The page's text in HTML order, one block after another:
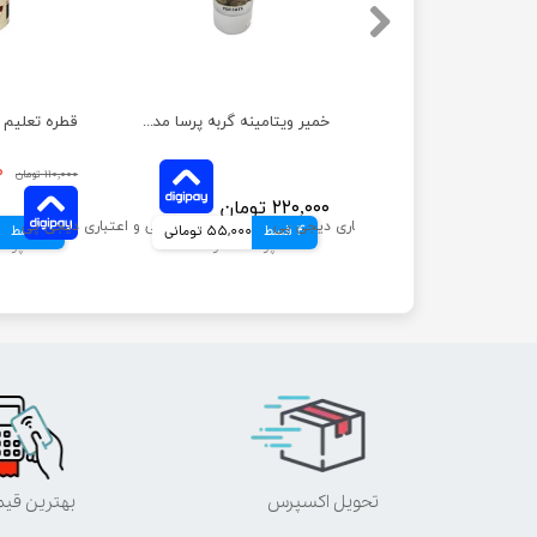
۱۱۰,۰۰۰ تومان
4 قسط
خمیر ویتامینه گربه پرسا مدل مینرال وزن 100 گرم
۲۲۰,۰۰۰ تومان
4 قسط 55,000 تومانی
تحویل اکسپرس بهترین